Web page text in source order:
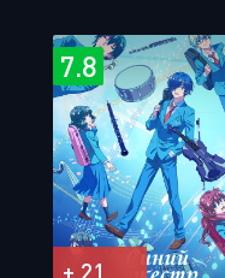
7.8
+ 21